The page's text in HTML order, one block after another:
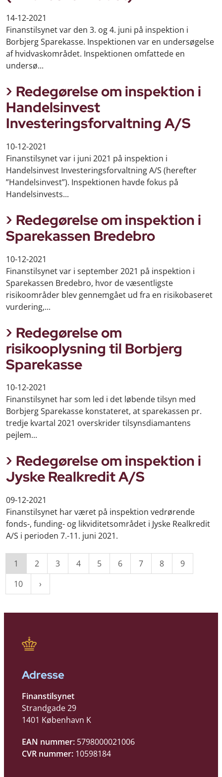
14-12-2021
Finanstilsynet var den 3. og 4. juni på inspektion i
Borbjerg Sparekasse. Inspektionen var en undersøgelse
af hvidvaskområdet. Inspektionen omfattede en
undersø...
Redegørelse om inspektion i
Handelsinvest
Investeringsforvaltning A/S
10-12-2021
Finanstilsynet var i juni 2021 på inspektion i
Handelsinvest Investeringsforvaltning A/S (herefter
”Handelsinvest”). Inspektionen havde fokus på
Handelsinvests...
Redegørelse om inspektion i
Sparekassen Bredebro
10-12-2021
Finanstilsynet var i september 2021 på inspektion i
Sparekassen Bredebro, hvor de væsentligste
risikoområder blev gennemgået ud fra en risikobaseret
vurdering,...
Redegørelse om
risikooplysning til Borbjerg
Sparekasse
10-12-2021
Finanstilsynet har som led i det løbende tilsyn med
Borbjerg Sparekasse konstateret, at sparekassen pr.
tredje kvartal 2021 overskrider tilsynsdiamantens
pejlem...
Redegørelse om inspektion i
Jyske Realkredit A/S
09-12-2021
Finanstilsynet har været på inspektion vedrørende
fonds-, funding- og likviditetsområdet i Jyske Realkredit
A/S i perioden 7.-11. juni 2021.
1 2 3 4 5 6 7 8
9
10
Adresse
Finanstilsynet
Strandgade 29
1401 København K
EAN nummer: 5798000021006
CVR nummer: 10598184